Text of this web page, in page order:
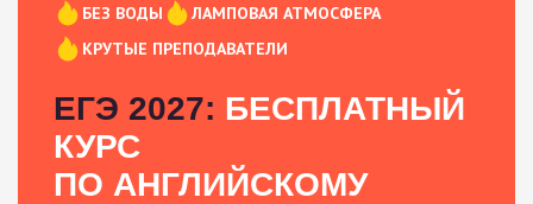
БЕЗ ВОДЫ
ЛАМПОВАЯ АТМОСФЕРА
КРУТЫЕ ПРЕПОДАВАТЕЛИ
ЕГЭ 2027: БЕСПЛАТНЫЙ
КУРС
ПО АНГЛИЙСКОМУ